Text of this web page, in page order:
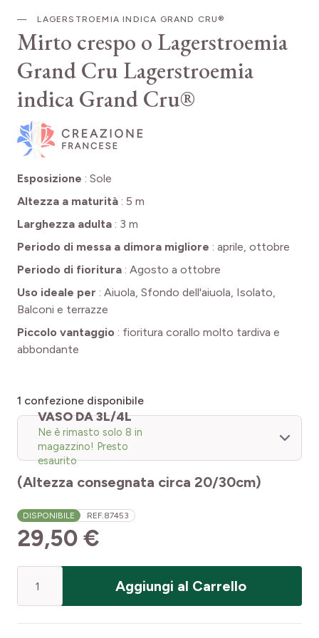
LAGERSTROEMIA INDICA GRAND CRU®
Mirto crespo o Lagerstroemia
Grand CruLagerstroemia
indica Grand Cru®
Esposizione : Sole
Altezza a maturità : 5 m
Larghezza adulta : 3 m
Periodo di messa a dimora migliore : aprile, ottobre
Periodo di fioritura : Agosto a ottobre
Uso ideale per : Aiuola, Sfondo dell'aiuola, Isolato,
Balconi e terrazze
Piccolo vantaggio : fioritura corallo molto tardiva e
abbondante
1 confezione disponibile
VASO DA 3L/4L
Ne è rimasto solo 8 in
magazzino! Presto
esaurito
(Altezza consegnata circa 20/30cm)
DISPONIBILE REF.87453
29,50 €
Aggiungi al Carrello